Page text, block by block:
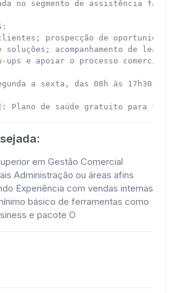
no segmento de assistência
prospecção de
soluções; acompanhamento de
ups e apoiar o processo comercial
segunda a sexta, das 08h às 17h30
Plano de saúde gratuito
em Gestão Comercial
Administração ou áreas afins
Experiência com vendas internas
básico de ferramentas como
e pacote O